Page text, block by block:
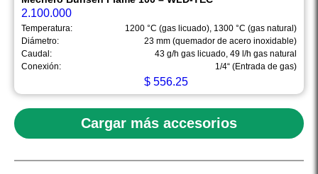
2.100.000
Temperatura:
1200 °C (gas licuado), 1300 °C (gas natural)
Diámetro:
23 mm (quemador de acero inoxidable)
Caudal:
43 g/h gas licuado, 49 l/h gas natural
Conexión:
1/4“ (Entrada de gas)
$ 556.25
Cargar más accesorios